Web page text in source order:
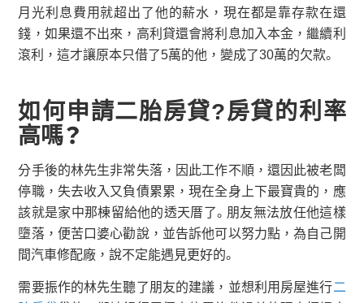
月光利息費用就超出了他的薪水，現在都是靠存款在還
錢，如果還不出來，高利貸還會將利息加入本金，繼續利
滾利，這才讓原本只借了5萬的他，變成了30萬的欠款。
如何申請二胎房貸?房貸的利率
高嗎？
分手後的林先生非常失落，因此工作不順，還因此被老闆
停職，失去收入又負債累累，現在全身上下最寶貴的，應
該就是家中那棟留給他的透天厝了。朋友無法放任他這樣
墮落，便苦口婆心勸說，並告訴他可以努力點，為自己開
間汽車修配廠，說不定能遇見更好的。
需要振作的林先生聽了朋友的建議，並想利用房屋進行二